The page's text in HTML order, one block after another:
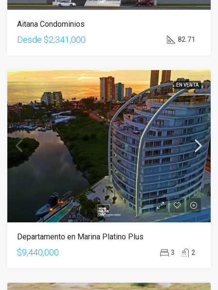
Aitana Condominios
Desde $2,341,000 82.71
EN VENTA
Departamento en Marina Platino Plus
$9,440,000 3 2